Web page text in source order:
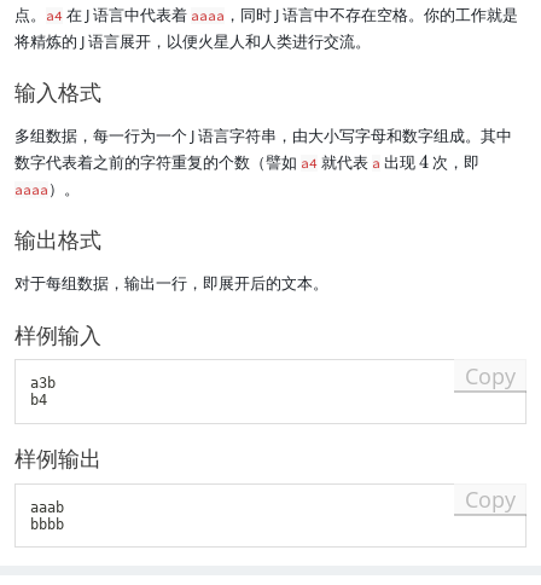
点。
a4 在 J 语言中代表着 aaaa ，同时 J 语言中不存在空格。你的工作就是
将精炼的 J 语言展开，以便火星人和人类进行交流。
输入格式
多组数据，每一行为一个 J 语言字符串，由大小写字母和数字组成。其中
数字代表着之前的字符重复的个数（譬如 a4 就代表 a 出现4
4次，即
aaaa ）。
输出格式
对于每组数据，输出一行，即展开后的文本。
样例输入
a3b
b4
Copy
样例输出
aaab
bbbb
Copy